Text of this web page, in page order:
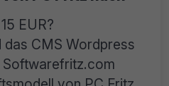
EUR?
CMS Wordpress
Softwarefritz.com